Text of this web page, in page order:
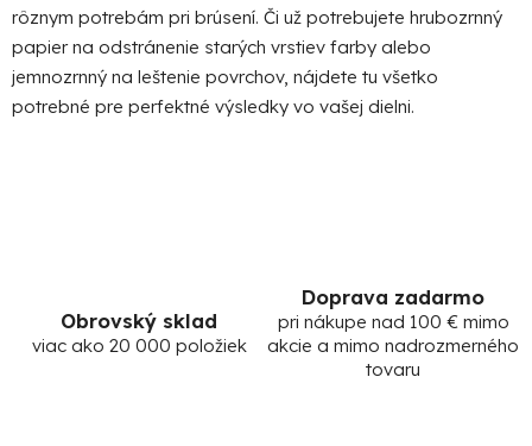
rôznym potrebám pri brúsení. Či už potrebujete hrubozrnný
papier na odstránenie starých vrstiev farby alebo
jemnozrnný na leštenie povrchov, nájdete tu všetko
potrebné pre perfektné výsledky vo vašej dielni.
Obrovský sklad
viac ako 20 000 položiek
Doprava zadarmo
pri nákupe nad 100 € mimo
akcie a mimo nadrozmerného
tovaru